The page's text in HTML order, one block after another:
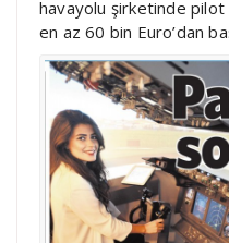
havayolu şirketinde
en az 60 bin Euro’dan